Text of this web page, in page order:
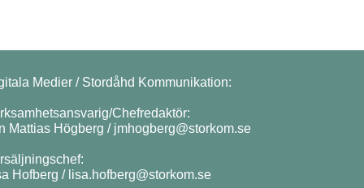
Medier / Stordåhd Kommunikation:
Chefredaktör:
Mattias Högberg / jmhogberg@storkom.se
Hofberg / lisa.hofberg@storkom.se